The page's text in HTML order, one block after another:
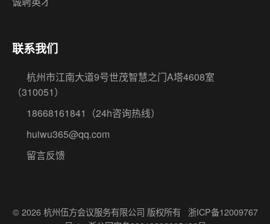
联系我们
杭州市江南大道9号世茂智慧之门A塔4608室
（310051）
18668161841
（24h咨询热线）
huiwu365@qq.com
留言反馈
© 2026 杭州伍方会议服务有限公司 版权所有 浙ICP备12009767